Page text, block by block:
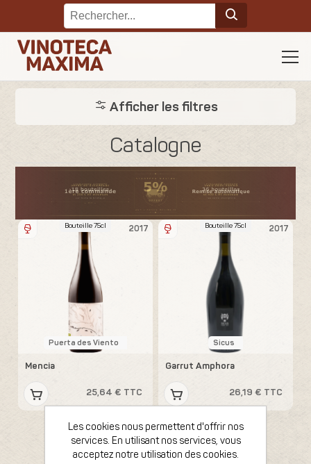
Afficher les filtres
Catalogne
2017
Bouteille 75cl
Puerta des Viento
Mencia
25,64 € TTC
2017
Bouteille 75cl
Sicus
Garrut Amphora
26,19 € TTC
Les cookies nous permettent d'offrir nos
services. En utilisant nos services, vous
acceptez notre utilisation des cookies.